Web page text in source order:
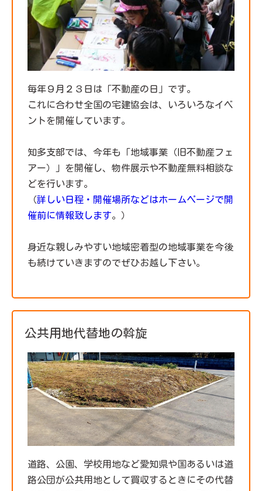
毎年９月２３日は「不動産の日」です。
これに合わせ全国の宅建協会は、いろいろなイベ
ントを開催しています。
知多支部では、今年も「地域事業（旧不動産フェ
アー）」を開催し、物件展示や不動産無料相談な
どを行います。
（詳しい日程・開催場所などはホームページで開
催前に情報致します。）
身近な親しみやすい地域密着型の地域事業を今後
も続けていきますのでぜひお越し下さい。
公共用地代替地の斡旋
道路、公園、学校用地など愛知県や国あるいは道
路公団が公共用地として買収するときにその代替